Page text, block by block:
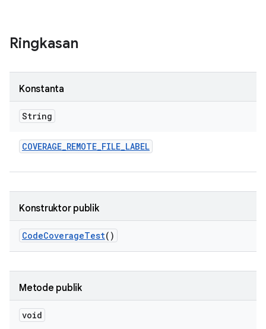
Ringkasan
Konstanta
String
COVERAGE_REMOTE_FILE_LABEL
Konstruktor publik
CodeCoverageTest()
Metode publik
void